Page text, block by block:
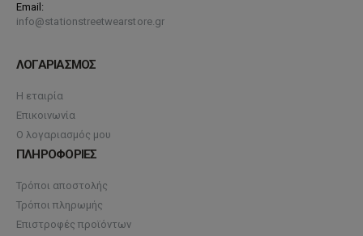
Email:
info@stationstreetwearstore.gr
ΛΟΓΑΡΙΑΣΜΟΣ
Η εταιρία
Επικοινωνία
Ο λογαριασμός μου
ΠΛΗΡΟΦΟΡΙΕΣ
Τρόποι αποστολής
Τρόποι πληρωμής
Επιστροφές προϊόντων